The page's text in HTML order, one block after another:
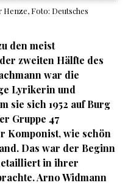
Foto: Deutsches
den meist
zweiten Hälfte des
war die
Lyrikerin und
sie sich 1952 auf Burg
Gruppe 47
Komponist, wie schön
Das war der Beginn
in ihrer
Arno Widmann